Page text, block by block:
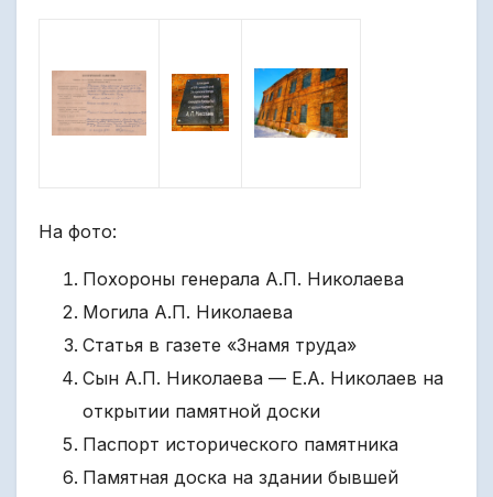
На фото:
Похороны генерала А.П. Николаева
Могила А.П. Николаева
Статья в газете «Знамя труда»
Сын А.П. Николаева — Е.А. Николаев на
открытии памятной доски
Паспорт исторического памятника
Памятная доска на здании бывшей